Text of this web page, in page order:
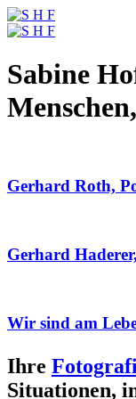
Sabine
Gerhard Roth,
Gerhard
Wir sind am
Ihre
Situationen,